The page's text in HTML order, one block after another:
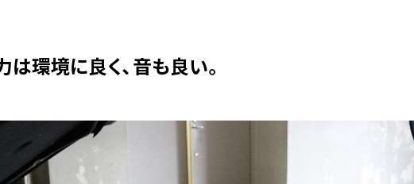
環境に良く、音も良い。